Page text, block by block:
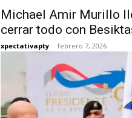
Michael Amir Murillo
cerrar todo con
xpectativapty - febrero 7, 2026